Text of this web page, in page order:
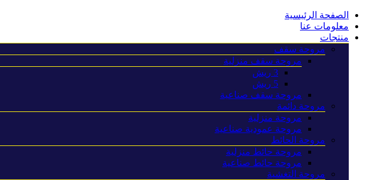
الصفحة الرئيسية
معلومات عنا
منتجات
مروحة سقف
مروحة سقف منزلية
3 ريش
5 ريش
مروحة سقف صناعية
مروحة دائمة
مروحة منزلية
مروحة عمودية صناعية
مروحة الحائط
مروحة حائط منزلية
مروحة حائط صناعية
مروحة التغشية